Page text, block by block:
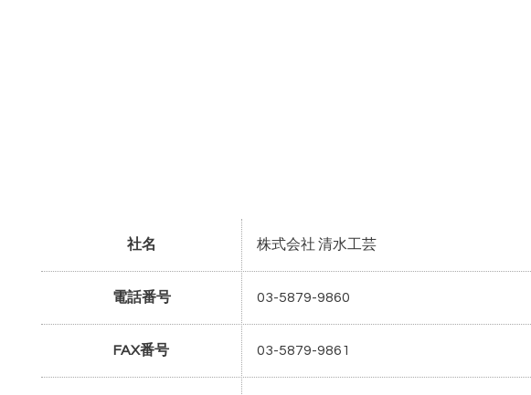
社名 株式会社 清水工芸
電話番号 03-5879-9860
FAX番号 03-5879-9861